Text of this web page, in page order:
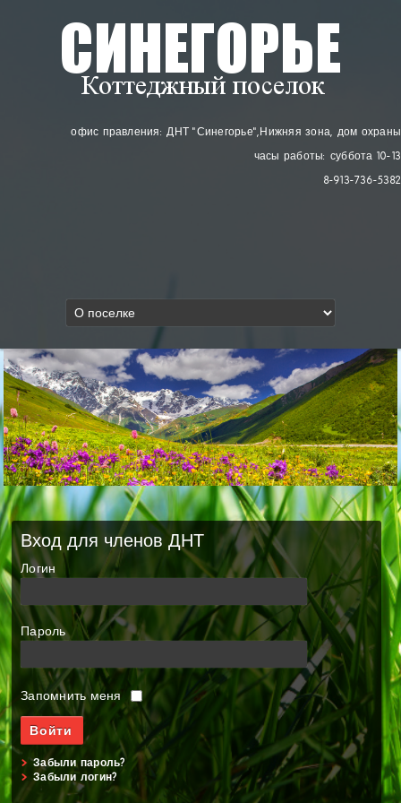
офис правления: ДНТ "Синегорье", Нижняя зона, дом охраны
часы работы: суббота 10-13
8-913-736-5382
Вход для членов ДНТ
Логин
Пароль
Запомнить меня
Забыли пароль?
Забыли логин?